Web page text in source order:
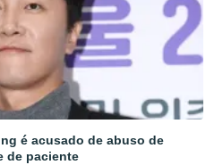
é acusado de abuso de
de paciente